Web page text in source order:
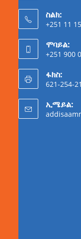
ስልክ:
+251 11
ሞባይል:
+251 900
ፋክስ:
621-254-
ኢሜይል: